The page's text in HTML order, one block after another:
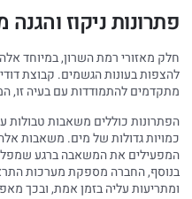
פתרונות ניקוז
חלק מאזורי רמת השרון, במיוחד
להצפות בעונות הגשמים. קבוצת
מתקדמים להתמודדות עם בעיה זו,
הפתרונות כוללים משאבות טבולות
כמויות גדולות של מים. משאבות
המפעילים את המשאבה ברגע
בנוסף, החברה מספקת מערכות
ומתריעות עליה בזמן אמת, ובכך